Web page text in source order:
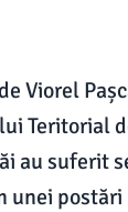
Viorel
Teritorial
au suferit
postări